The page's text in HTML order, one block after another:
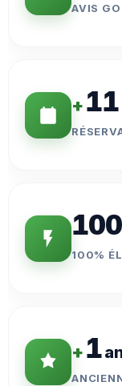
AVIS
+
100
100%
+1